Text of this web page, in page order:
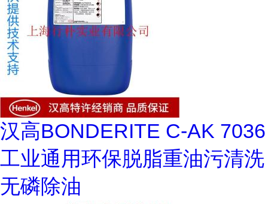
汉高BONDERITE C-AK 7036
工业通用环保脱脂重油污清洗
无磷除油